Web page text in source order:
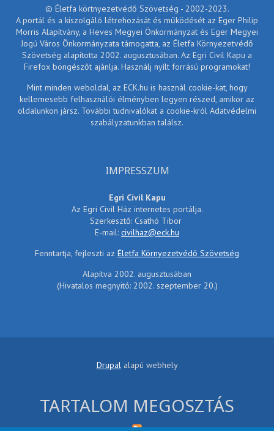
© Életfa körtnyezetvédő Szövetség - 2002-2023.
A portál és a kiszolgáló létrehozását és működését az Eger Philip
Morris Alapítvány, a Heves Megyei Önkormányzat és Eger Megyei
Jogú Város Önkormányzata támogatta, az Életfa Környezetvédő
Szövetség alapította 2002. augusztusában. Az Egri Civil Kapu a
Firefox böngészőt ajánlja. Használj nyílt forrású programokat!
Mint minden weboldal, az ECK.hu is használ cookie-kat, hogy
kellemesebb felhasználói élményben legyen részed, amikor az
oldalunkon jársz. További tudnivalókat a cookie-król Adatvédelmi
szabályzatunkban találsz.
IMPRESSZUM
Egri Civil Kapu
Az Egri Civil Ház internetes portálja.
Szerkesztő: Csathó Tibor
E-mail: civilhaz@eck.hu
Fenntartja, fejleszti az Életfa Környezetvédő Szövetség
Alapítva 2002. augusztusában
(Hivatalos megnyitó: 2002. szeptember 20.)
Drupalalapú webhely
TARTALOM MEGOSZTÁS